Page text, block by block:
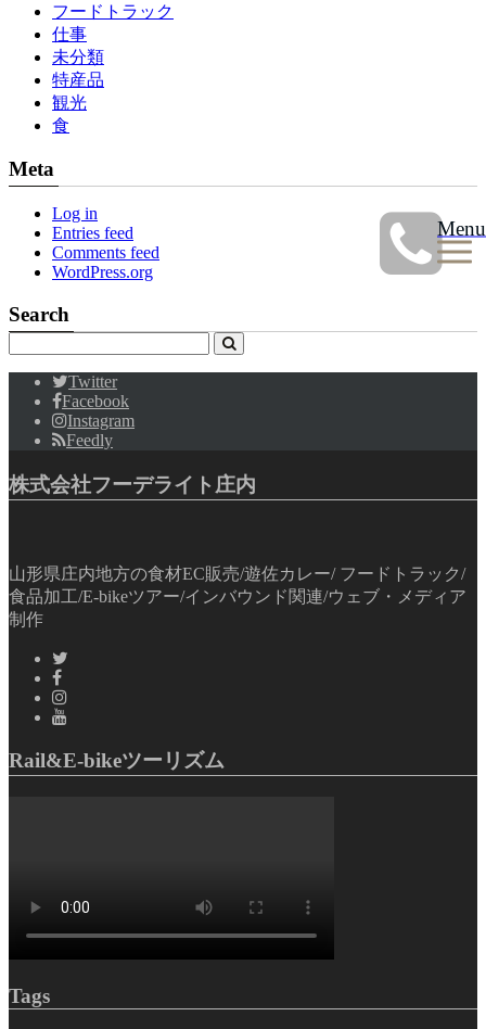
Menu
フードトラック
仕事
未分類
特産品
観光
食
Meta
Log in
Entries feed
Comments feed
WordPress.org
Search
Twitter
Facebook
Instagram
Feedly
株式会社フーデライト庄内
山形県庄内地方の食材EC販売/遊佐カレー/ フードトラック/
食品加工/E-bikeツアー/インバウンド関連/ウェブ・メディア
制作
Rail&E-bikeツーリズム
Tags